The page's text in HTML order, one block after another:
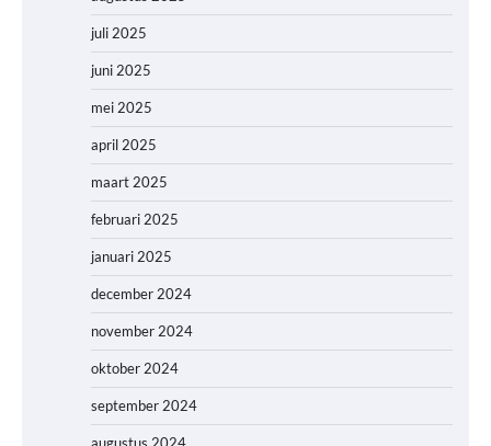
juli 2025
juni 2025
mei 2025
april 2025
maart 2025
februari 2025
januari 2025
december 2024
november 2024
oktober 2024
september 2024
augustus 2024